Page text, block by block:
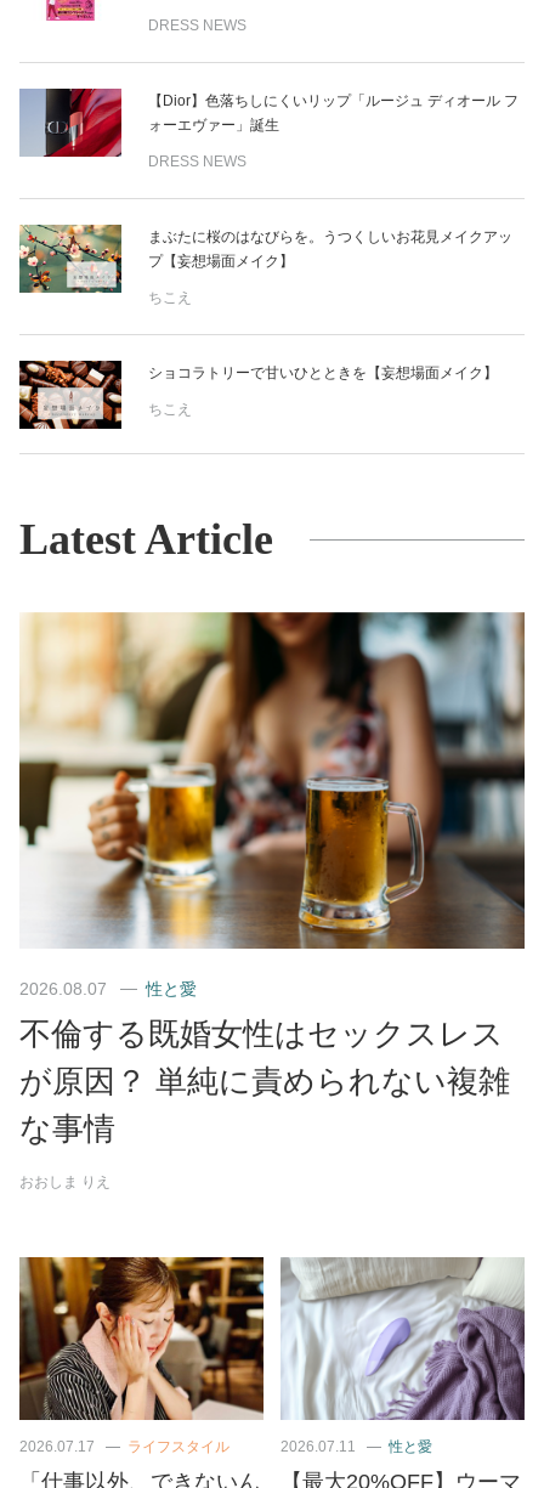
DRESS NEWS
【Dior】色落ちしにくいリップ「ルージュ ディオール フ
ォーエヴァー」誕生
DRESS NEWS
まぶたに桜のはなびらを。うつくしいお花見メイクアッ
プ【妄想場面メイク】
ちこえ
ショコラトリーで甘いひとときを【妄想場面メイク】
ちこえ
Latest Article
2026.08.07 性と愛
不倫する既婚女性はセックスレス
が原因？ 単純に責められない複雑
な事情
おおしま りえ
2026.07.17 ライフスタイル
「仕事以外、できないん
2026.07.11 性と愛
【最大20%OFF】ウーマ